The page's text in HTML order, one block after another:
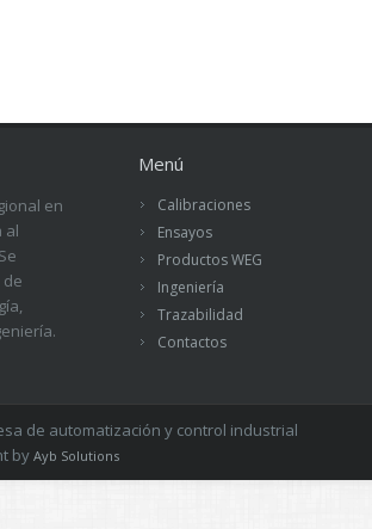
en
al
Menú
Calibraciones
Ensayos
Productos WEG
Ingeniería
Trazabilidad
Contactos
de automatización y control industrial
by Ayb Solutions